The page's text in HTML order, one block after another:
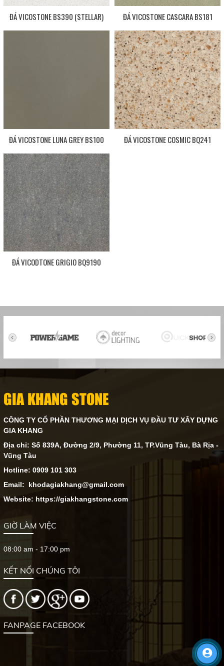
ĐÁ VICOSTONE BS390 (STELLAR) ĐÁ VICOSTONE CASCARA BS181
ĐÁ VICOSTONE LUNA GREY BS100 ĐÁ VICOSTONE COSMIC BQ241
ĐÁ VICODTONE GRIGIO BQ9190
GIA KHANG STONE
CÔNG TY CỔ PHẦN THƯƠNG MẠI DỊCH VỤ ĐẦU TƯ XÂY DỰNG
GIA KHANG
Địa chỉ: Số 839A, Đường 2/9, Phường 11, TP.Vũng Tàu, Bà Rịa -
Vũng Tàu
Hotline: 0909 101 303
Email: khodagiakhang@gmail.com
Website: https://giakhangstone.com
GIỜ LÀM VIỆC
08:00 am - 17:00 pm
KẾT NỐI CHÚNG TÔI
FANPAGE FACEBOOK